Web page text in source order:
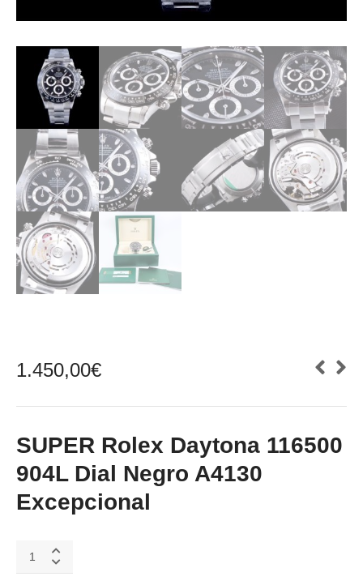
1.450,00€
SUPER Rolex Daytona 116500
904L Dial Negro A4130
Excepcional
Daytona
116500